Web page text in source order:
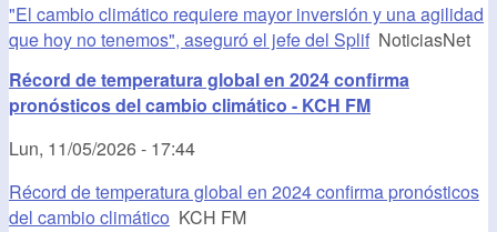
"El cambio climático requiere mayor inversión y una agilidad
que hoy no tenemos", aseguró el jefe del Splif NoticiasNet
Récord de temperatura global en 2024 confirma
pronósticos del cambio climático - KCH FM
Lun, 11/05/2026 - 17:44
Récord de temperatura global en 2024 confirma pronósticos
del cambio climático KCH FM